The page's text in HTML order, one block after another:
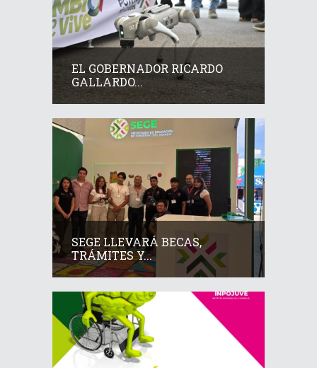
EL GOBERNADOR RICARDO
GALLARDO...
SEGE LLEVARÁ BECAS,
TRÁMITES Y...